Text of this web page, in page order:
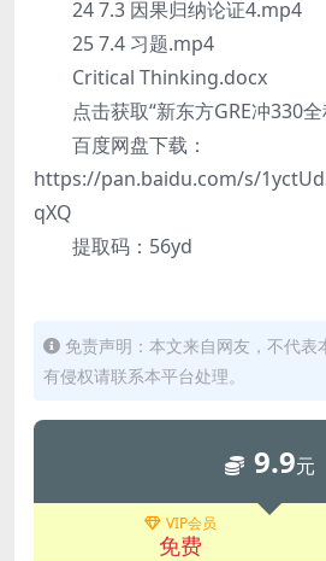
24 7.3 因果归纳论证4.mp4
25 7.4 习题.mp4
Critical Thinking.docx
点击获取“新东方GRE冲330全
百度网盘下载：
https://pan.baidu.com/s/
qXQ
提取码：56yd
免责声明：本文来自网友，不代表
有侵权请联系本平台处理。
9.9元
VIP会员
免费